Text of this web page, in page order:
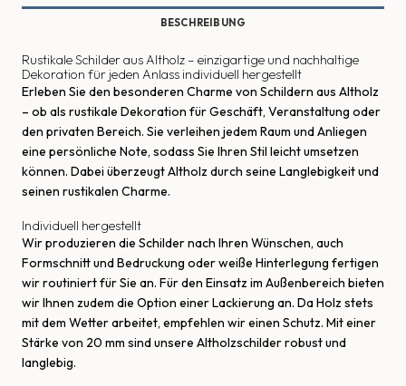
BESCHREIBUNG
Rustikale Schilder aus Altholz – einzigartige und nachhaltige
Dekoration für jeden Anlass individuell hergestellt
Erleben Sie den besonderen Charme von Schildern aus Altholz
– ob als rustikale Dekoration für Geschäft, Veranstaltung oder
den privaten Bereich. Sie verleihen jedem Raum und Anliegen
eine persönliche Note, sodass Sie Ihren Stil leicht umsetzen
können. Dabei überzeugt Altholz durch seine Langlebigkeit und
seinen rustikalen Charme.
Individuell hergestellt
Wir produzieren die Schilder nach Ihren Wünschen, auch
Formschnitt und Bedruckung oder weiße Hinterlegung fertigen
wir routiniert für Sie an. Für den Einsatz im Außenbereich bieten
wir Ihnen zudem die Option einer Lackierung an. Da Holz stets
mit dem Wetter arbeitet, empfehlen wir einen Schutz. Mit einer
Stärke von 20 mm sind unsere Altholzschilder robust und
langlebig.